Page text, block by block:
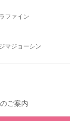
ファイン
マジョーシン
ご案内